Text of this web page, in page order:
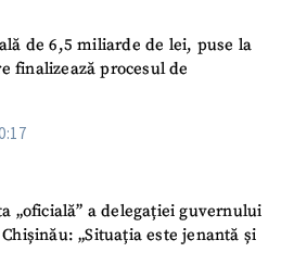
de 6,5 miliarde de lei, puse la
finalizează procesul de
„oficială” a delegației guvernului
„Situația este jenantă și